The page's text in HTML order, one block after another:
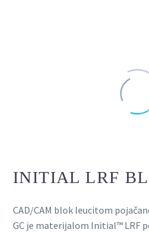
INITIAL LRF
CAD/CAM blok leucitom
GC je materijalom Initial™ LRF